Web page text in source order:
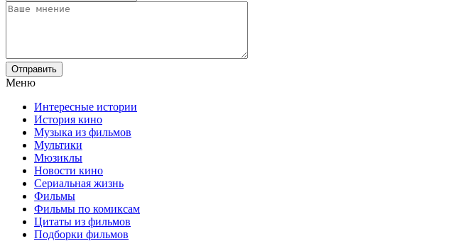
Отправить
Меню
Интересные истории
История кино
Музыка из фильмов
Мультики
Мюзиклы
Новости кино
Сериальная жизнь
Фильмы
Фильмы по комиксам
Цитаты из фильмов
Подборки фильмов